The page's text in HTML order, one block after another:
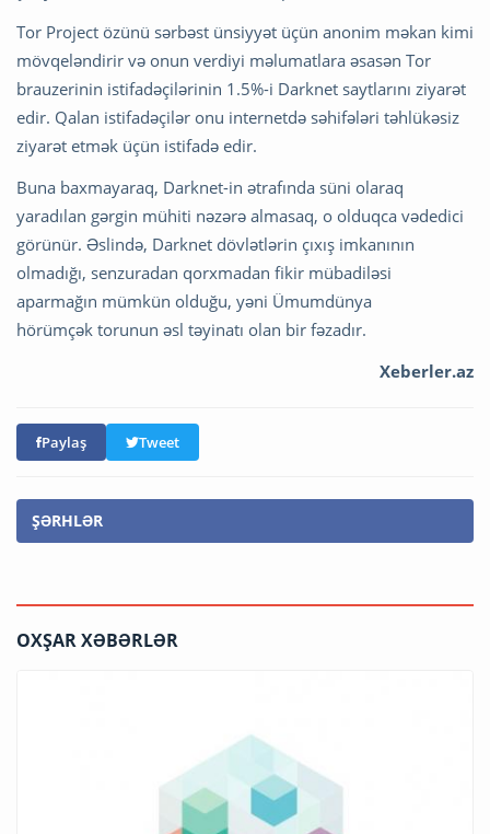
Tor Project özünü sərbəst ünsiyyət üçün anonim məkan kimi
mövqeləndirir və onun verdiyi məlumatlara əsasən Tor
brauzerinin istifadəçilərinin 1.5%-i Darknet saytlarını ziyarət
edir. Qalan istifadəçilər onu internetdə səhifələri təhlükəsiz
ziyarət etmək üçün istifadə edir.
Buna baxmayaraq, Darknet-in ətrafında süni olaraq
yaradılan gərgin mühiti nəzərə almasaq, o olduqca vədedici
görünür. Əslində, Darknet dövlətlərin çıxış imkanının
olmadığı, senzuradan qorxmadan fikir mübadiləsi
aparmağın mümkün olduğu, yəni Ümumdünya
hörümçək torunun əsl təyinatı olan bir fəzadır.
Xeberler.az
Paylaş Tweet
ŞƏRHLƏR
OXŞAR XƏBƏRLƏR